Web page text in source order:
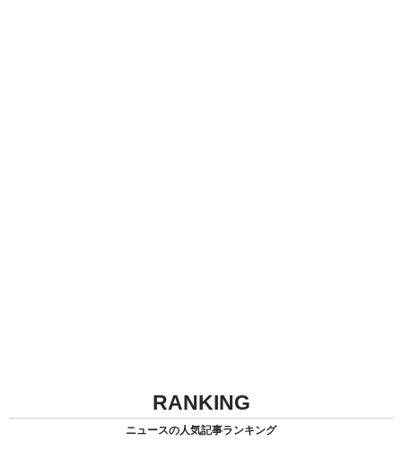
RANKING
ニュースの人気記事ランキング